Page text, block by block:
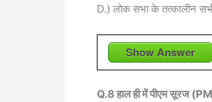
D.) लोक सभा के तत्कालीन सभी
Show Answer
Q.8 हाल ही में पीएम सूरज